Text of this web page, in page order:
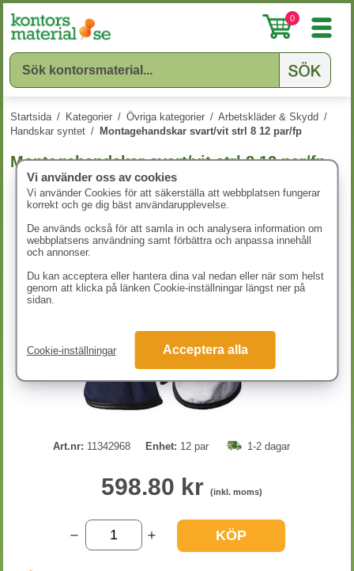
0
Startsida / Kategorier / Övriga kategorier / Arbetskläder & Skydd /
Handskar syntet / Montagehandskar svart/vit strl 8 12 par/fp
Montagehandskar svart/vit strl 8 12 par/fp
Art.nr: 11342968 Enhet: 12 par 1-2 dagar
598.80 kr (inkl. moms)
KÖP
Vi använder oss av cookies
Vi använder Cookies för att säkerställa att webbplatsen fungerar
korrekt och ge dig bäst användarupplevelse.
De används också för att samla in och analysera information om
webbplatsens användning samt förbättra och anpassa innehåll
och annonser.
Du kan acceptera eller hantera dina val nedan eller när som helst
genom att klicka på länken Cookie-inställningar längst ner på
sidan.
Cookie-inställningar Acceptera alla